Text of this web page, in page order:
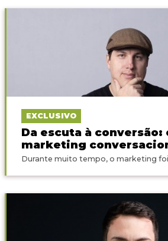
EXCLUSIVO
Da escuta à conversão:
marketing
Durante muito tempo, o marketing foi